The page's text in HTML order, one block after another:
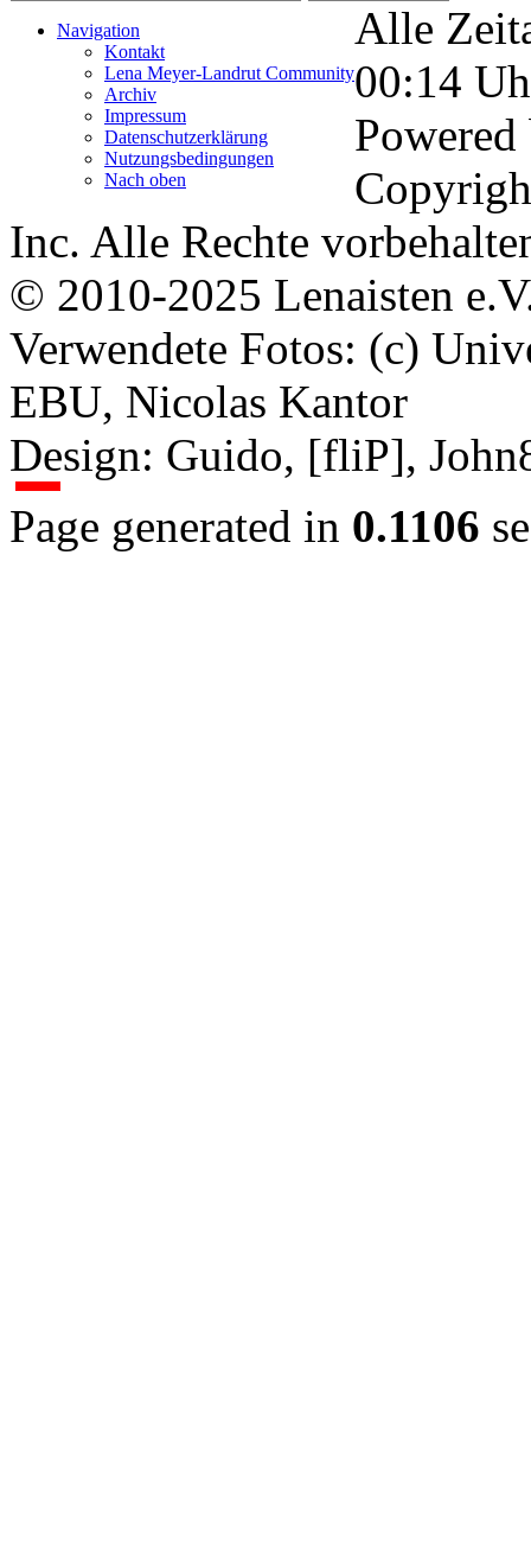
Navigation
Kontakt
Lena Meyer-Landrut Community
Archiv
Impressum
Datenschutzerklärung
Nutzungsbedingungen
Nach oben
Alle
00:14
Inc. Alle Rechte
© 2010-2025 Lenaisten
Verwendete Fotos: (c)
EBU, Nicolas Kantor
Design: Guido, [fliP],
Page generated in 0.1106